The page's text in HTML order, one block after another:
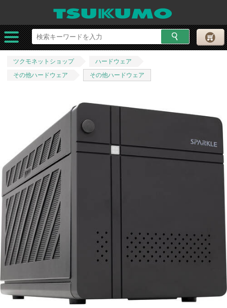
ツクモネットショップ
ハードウェア
その他ハードウェア
その他ハードウェア